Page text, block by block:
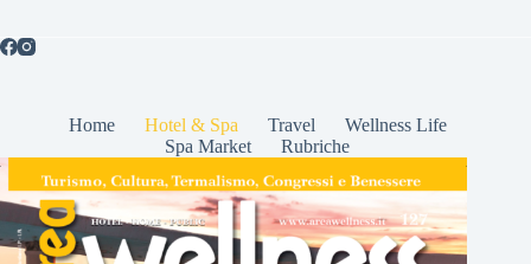
Home Hotel & Spa Travel
Wellness Life
Spa Market
Rubriche